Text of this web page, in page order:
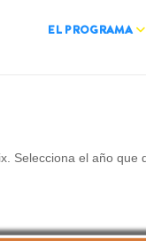
EL PROGRAMA
el año